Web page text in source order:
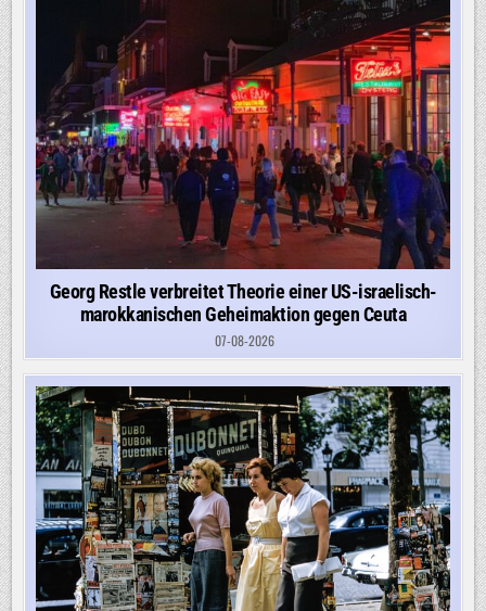
HILFE
ABSCHIEBUNGEN
AB
Georg Restle verbreitet Theorie einer US-israelisch-
marokkanischen Geheimaktion gegen Ceuta
07-08-2026